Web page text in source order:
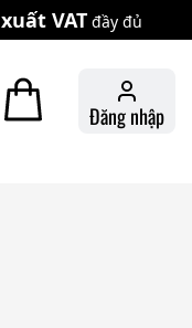
VAT đầy đủ
Đăng nhập